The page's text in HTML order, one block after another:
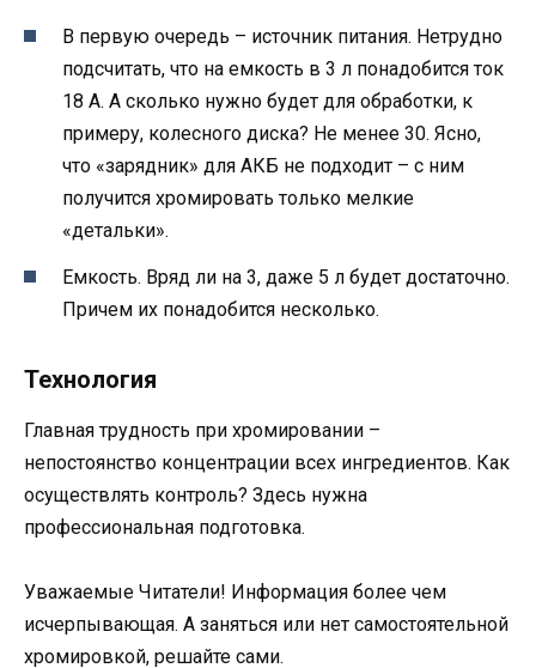
В первую очередь – источник питания. Нетрудно
подсчитать, что на емкость в 3 л понадобится ток
18 А. А сколько нужно будет для обработки, к
примеру, колесного диска? Не менее 30. Ясно,
что «зарядник» для АКБ не подходит – с ним
получится хромировать только мелкие
«детальки».
Емкость. Вряд ли на 3, даже 5 л будет достаточно.
Причем их понадобится несколько.
Технология
Главная трудность при хромировании –
непостоянство концентрации всех ингредиентов. Как
осуществлять контроль? Здесь нужна
профессиональная подготовка.
Уважаемые Читатели! Информация более чем
исчерпывающая. А заняться или нет самостоятельной
хромировкой, решайте сами.